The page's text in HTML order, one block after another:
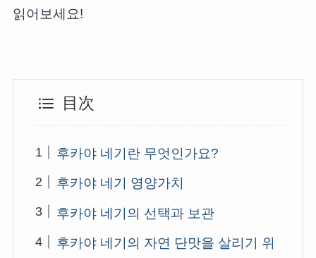
읽어보세요!
目次
후카야 네기란 무엇인가요?
후카야 네기 영양가치
후카야 네기의 선택과 보관
후카야 네기의 자연 단맛을 살리기 위